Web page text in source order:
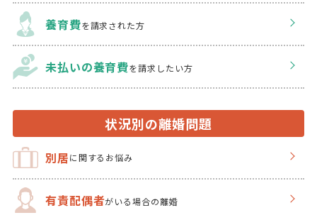
養育費を請求された方
未払いの養育費を請求したい方
状況別の離婚問題
別居に関するお悩み
有責配偶者がいる場合の離婚